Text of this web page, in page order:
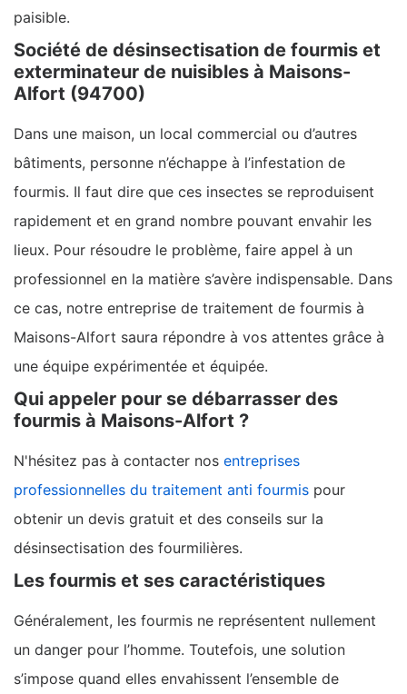
paisible.
Société de désinsectisation de fourmis et
exterminateur de nuisibles à Maisons-
Alfort (94700)
Dans une maison, un local commercial ou d’autres
bâtiments, personne n’échappe à l’infestation de
fourmis. Il faut dire que ces insectes se reproduisent
rapidement et en grand nombre pouvant envahir les
lieux. Pour résoudre le problème, faire appel à un
professionnel en la matière s’avère indispensable. Dans
ce cas, notre entreprise de traitement de fourmis à
Maisons-Alfort saura répondre à vos attentes grâce à
une équipe expérimentée et équipée.
Qui appeler pour se débarrasser des
fourmis à Maisons-Alfort ?
N'hésitez pas à contacter nos entreprises
professionnelles du traitement anti fourmis pour
obtenir un devis gratuit et des conseils sur la
désinsectisation des fourmilières.
Les fourmis et ses caractéristiques
Généralement, les fourmis ne représentent nullement
un danger pour l’homme. Toutefois, une solution
s’impose quand elles envahissent l’ensemble de